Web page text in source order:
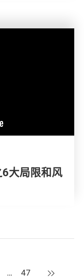
6大局限和风
… 47 下一页